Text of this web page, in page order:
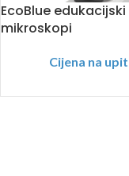
EcoBlue edukacijski
mikroskopi
Cijena na upit